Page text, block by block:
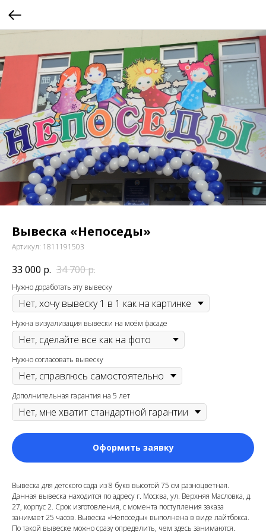
Вывеска «Непоседы»
Артикул: 1811191503
33 000 р. 34 700р.
Нужно доработать эту вывеску
Нужна визуализация вывески на моём фасаде
Нужно согласовать вывеску
Дополнительная гарантия на 5 лет
Оформить заявку
Вывеска для детского сада из 8 букв высотой 75 см разноцветная.
Данная вывеска находится по адресу г. Москва, ул. Верхняя Масловка, д.
27, корпус 2. Срок изготовления, с момента поступления заказа
занимает 25 часов. Вывеска «Непоседы» выполнена в виде лайтбокса.
По такой вывеске можно сразу определить, чем здесь занимаются.